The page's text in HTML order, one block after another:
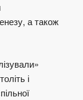
а також
і